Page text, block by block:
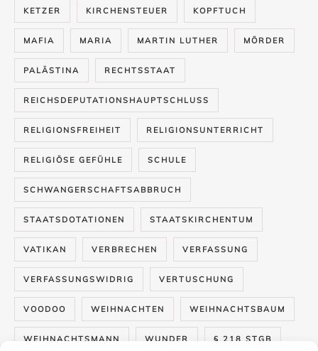
KETZER KIRCHENSTEUER KOPFTUCH
MAFIA MARIA MARTIN LUTHER MÖRDER
PALÄSTINA RECHTSSTAAT
REICHSDEPUTATIONSHAUPTSCHLUSS
RELIGIONSFREIHEIT RELIGIONSUNTERRICHT
RELIGIÖSE GEFÜHLE SCHULE
SCHWANGERSCHAFTSABBRUCH
STAATSDOTATIONEN STAATSKIRCHENTUM
VATIKAN VERBRECHEN VERFASSUNG
VERFASSUNGSWIDRIG VERTUSCHUNG
VOODOO WEIHNACHTEN WEIHNACHTSBAUM
WEIHNACHTSMANN WUNDER § 218 STGB